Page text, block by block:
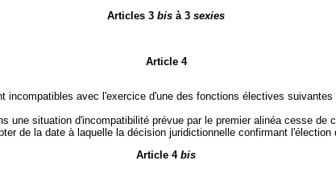
Articles 3 bis à 3 sexies
Article 4
incompatibles avec l'exercice d'une des fonctions électives
une situation d'incompatibilité prévue par le premier alinéa cesse de
de la date à laquelle la décision juridictionnelle confirmant l'élection
Article 4 bis